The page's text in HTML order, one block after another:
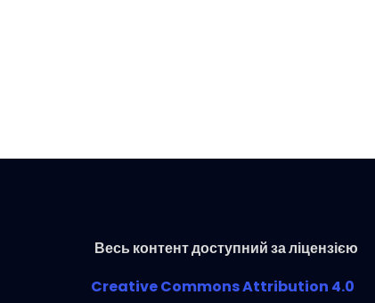
Весь контент доступний за ліцензією
Creative Commons Attribution 4.0